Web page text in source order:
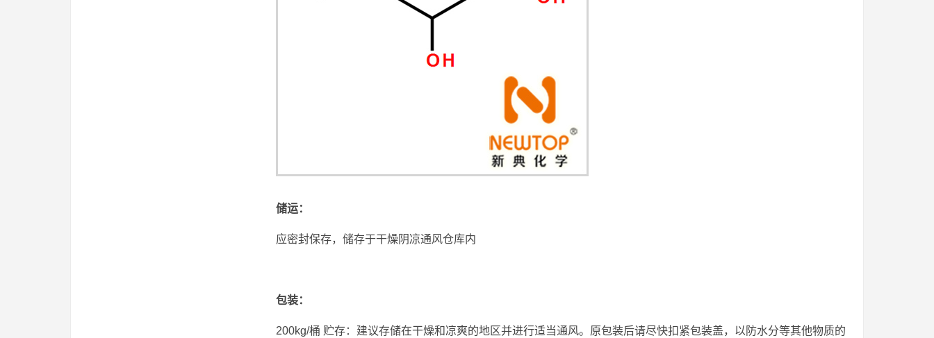
储运：
应密封保存，储存于干燥阴凉通风仓库内
包装：
200kg/桶 贮存：建议存储在干燥和凉爽的地区并进行适当通风。原包装后请尽快扣紧包装盖，以防水分等其他物质的